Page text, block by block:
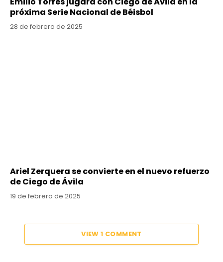
próxima Serie Nacional de Béisbol
28 de febrero de 2025
Ariel Zerquera se convierte en el nuevo refuerzo
de Ciego de Ávila
19 de febrero de 2025
VIEW 1 COMMENT